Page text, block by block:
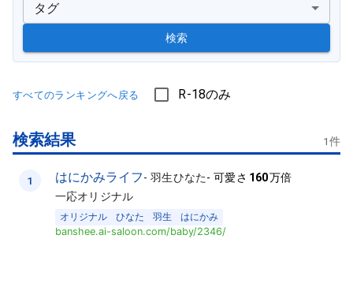
タグ
検索
すべてのランキングへ戻る R-18のみ
検索結果 1件
1 はにかみライフ-羽生ひなた-可愛さ 160万倍
一応オリジナル
オリジナル ひなた 羽生
はにかみ
banshee.ai-saloon.com/baby/2346/